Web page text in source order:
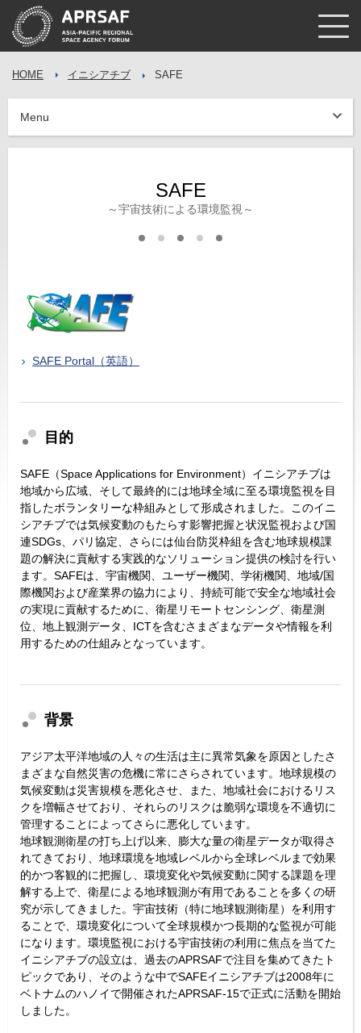
HOME イニシアチブ SAFE
Menu
SAFE
～宇宙技術による環境監視～
SAFE Portal（英語）
目的
SAFE（Space Applications for Environment）イニシアチブは
地域から広域、そして最終的には地球全域に至る環境監視を目
指したボランタリーな枠組みとして形成されました。このイニ
シアチブでは気候変動のもたらす影響把握と状況監視および国
連SDGs、パリ協定、さらには仙台防災枠組を含む地球規模課
題の解決に貢献する実践的なソリューション提供の検討を行い
ます。SAFEは、宇宙機関、ユーザー機関、学術機関、地域/国
際機関および産業界の協力により、持続可能で安全な地域社会
の実現に貢献するために、衛星リモートセンシング、衛星測
位、地上観測データ、ICTを含むさまざまなデータや情報を利
用するための仕組みとなっています。
背景
アジア太平洋地域の人々の生活は主に異常気象を原因としたさ
まざまな自然災害の危機に常にさらされています。地球規模の
気候変動は災害規模を悪化させ、また、地域社会におけるリス
クを増幅させており、それらのリスクは脆弱な環境を不適切に
管理することによってさらに悪化しています。
地球観測衛星の打ち上げ以来、膨大な量の衛星データが取得さ
れてきており、地球環境を地域レベルから全球レベルまで効果
的かつ客観的に把握し、環境変化や気候変動に関する課題を理
解する上で、衛星による地球観測が有用であることを多くの研
究が示してきました。宇宙技術（特に地球観測衛星）を利用す
ることで、環境変化について全球規模かつ長期的な監視が可能
になります。環境監視における宇宙技術の利用に焦点を当てた
イニシアチブの設立は、過去のAPRSAFで注目を集めてきたト
ピックであり、そのような中でSAFEイニシアチブは2008年に
ベトナムのハノイで開催されたAPRSAF-15で正式に活動を開始
しました。